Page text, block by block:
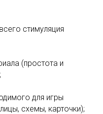
стимуляция
(простота и
для игры
схемы, карточки);